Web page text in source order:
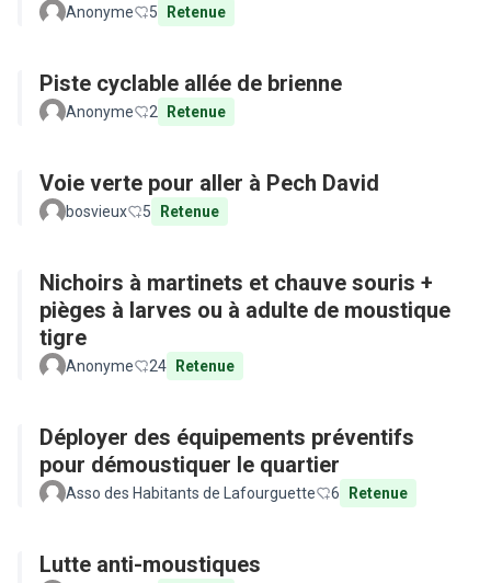
Anonyme 5 Retenue
Piste cyclable allée de brienne
Anonyme 2 Retenue
Voie verte pour aller à Pech David
bosvieux 5 Retenue
Nichoirs à martinets et chauve souris +
pièges à larves ou à adulte de moustique
tigre
Anonyme 24 Retenue
Déployer des équipements préventifs
pour démoustiquer le quartier
Asso des Habitants de Lafourguette 6 Retenue
Lutte anti-moustiques